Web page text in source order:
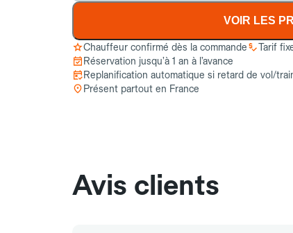
VOIR LES
Chauffeur confirmé dès la commande
Tarif
Réservation jusqu’à 1 an à l’avance
Replanification automatique si retard de vol/
Présent partout en France
Avis clients